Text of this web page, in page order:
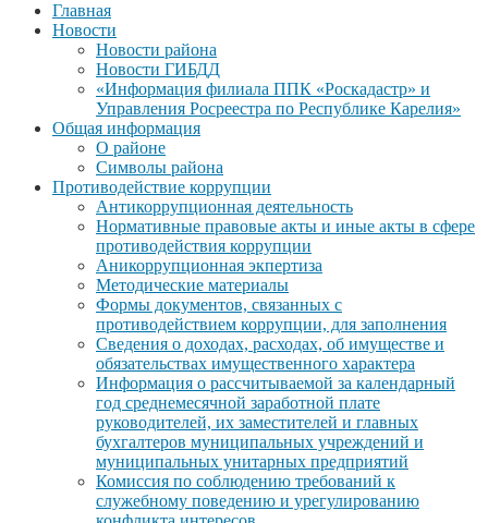
Главная
Новости
Новости района
Новости ГИБДД
«Информация филиала ППК «Роскадастр» и
Управления Росреестра по Республике Карелия»
Общая информация
О районе
Символы района
Противодействие коррупции
Антикоррупционная деятельность
Нормативные правовые акты и иные акты в сфере
противодействия коррупции
Аникоррупционная экпертиза
Методические материалы
Формы документов, связанных с
противодействием коррупции, для заполнения
Сведения о доходах, расходах, об имуществе и
обязательствах имущественного характера
Информация о рассчитываемой за календарный
год среднемесячной заработной плате
руководителей, их заместителей и главных
бухгалтеров муниципальных учреждений и
муниципальных унитарных предприятий
Комиссия по соблюдению требований к
служебному поведению и урегулированию